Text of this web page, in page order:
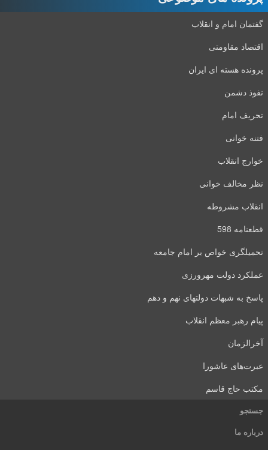
گفتمان امام و انقلاب
اقتصاد مقاومتی
پرونده هسته ای ایران
نفوذ دشمن
تحریف امام
فتنه خوانی
خوارج انقلاب
نظر مخالف خوانی
انقلاب مشروطه
قطعنامه 598
تحمیلگری خواص بر امام جامعه
عملکرد دولت مهرورزی
پاسخ به شبهات دولتهای نهم و دهم
پیام رهبر معظم انقلاب
آخرالزمان
عبرت‌های عاشورا
مکتب حاج قاسم
جستجو
درباره ما